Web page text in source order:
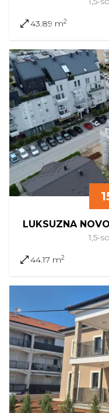
43.89 m2
LUKSUZNA
1,5-
44.17 m2